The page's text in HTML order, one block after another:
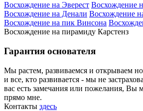
Восхождение на Эверест Восхождение
Восхождение на Денали Восхождение
Восхождение на пик Винсона
Восхождение на пирамиду Карстенз
Гарантия основателя
Мы растем, развиваемся и открываем
и все, кто развивается - мы не
вас есть замечания или пожелания, Вы
прямо мне.
Контакты здесь